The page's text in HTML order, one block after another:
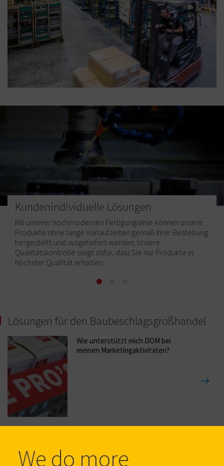
Kundenindividuelle Lösungen
Mit unserer hochmodernen Fertigungslinie können unsere
Produkte ohne lange Vorlaufzeiten gemäß Ihrer Bestellung
hergestellt und ausgeliefert werden. Unsere
Qualitätskontrolle sorgt dafür, dass Sie nur Produkte in
höchster Qualität erhalten.
Lösungen für den Baubeschlagsgroßhandel
Wie unterstützt mich DOM bei
meinen Marketingaktivitäten?
We do more